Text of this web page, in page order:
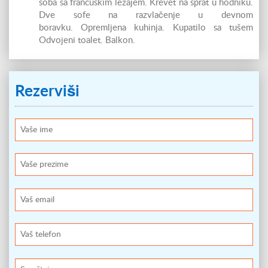
soba sa francuskim ležajem. Krevet na sprat u hodniku.
Dve sofe na razvlačenje u devnom
boravku. Opremljena kuhinja. Kupatilo sa tušem
Odvojeni toalet. Balkon.
Rezerviši